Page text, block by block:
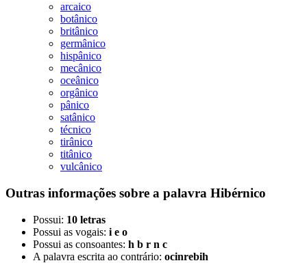
arcaico
botânico
britânico
germânico
hispânico
mecânico
oceânico
orgânico
pânico
satânico
técnico
tirânico
titânico
vulcânico
Outras informações sobre a palavra Hibérnico
Possui: 10 letras
Possui as vogais: i e o
Possui as consoantes: h b r n c
A palavra escrita ao contrário: ocinrebih